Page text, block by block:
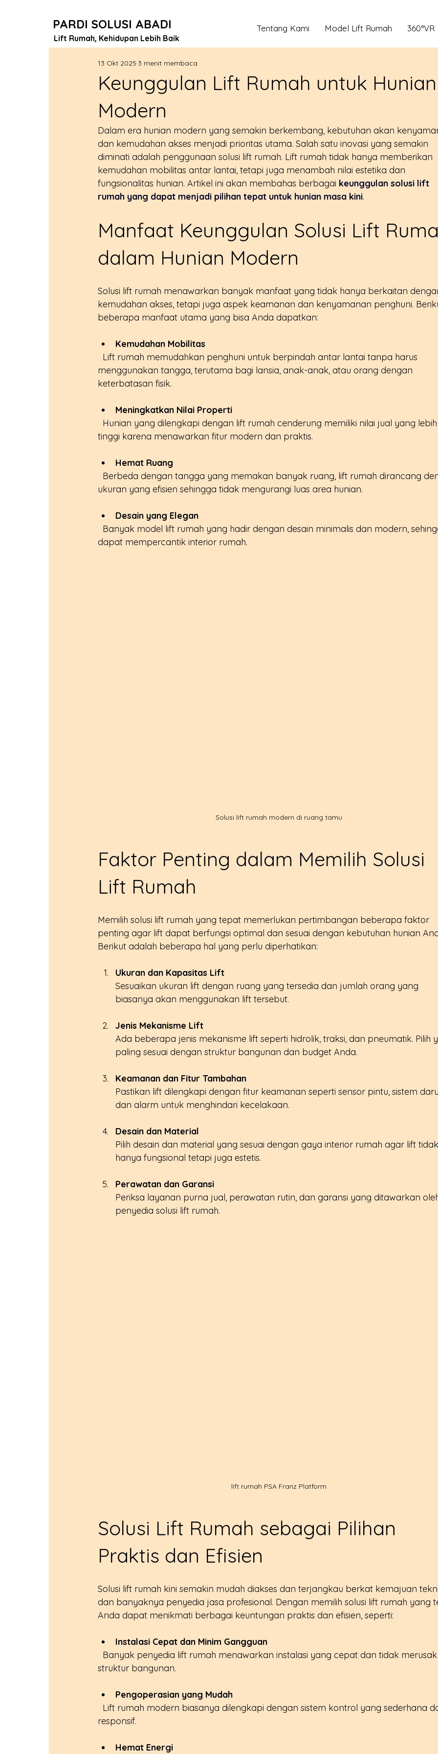
PARDI SOLUSI ABADI
Lift Rumah, Kehidupan Lebih Baik
Tentang Kami Model Lift Rumah 360°VR
Keunggulan Lift Rumah untuk Hunian
Modern
13 Okt 2025 3 menit membaca
Dalam era hunian modern yang semakin berkembang, kebutuhan akan
dan kemudahan akses menjadi prioritas utama. Salah satu inovasi yang semakin
diminati adalah penggunaan solusi lift rumah. Lift rumah tidak hanya memberikan
kemudahan mobilitas antar lantai, tetapi juga menambah nilai estetika dan
fungsionalitas hunian. Artikel ini akan membahas berbagai keunggulan solusi lift
rumah yang dapat menjadi pilihan tepat untuk hunian masa kini.
Manfaat Keunggulan Solusi Lift
dalam Hunian Modern
Solusi lift rumah menawarkan banyak manfaat yang tidak hanya berkaitan
kemudahan akses, tetapi juga aspek keamanan dan kenyamanan penghuni.
beberapa manfaat utama yang bisa Anda dapatkan:
Kemudahan Mobilitas
menggunakan tangga, terutama bagi lansia, anak-anak, atau orang dengan
keterbatasan fisik.
Meningkatkan Nilai Properti
tinggi karena menawarkan fitur modern dan praktis.
Hemat Ruang
ukuran yang efisien sehingga tidak mengurangi luas area hunian.
Desain yang Elegan
dapat mempercantik interior rumah.
Solusi lift rumah modern di ruang tamu
Faktor Penting dalam Memilih Solusi
Lift Rumah
Memilih solusi lift rumah yang tepat memerlukan pertimbangan beberapa faktor
penting agar lift dapat berfungsi optimal dan sesuai dengan kebutuhan hunian
Berikut adalah beberapa hal yang perlu diperhatikan:
Ukuran dan Kapasitas Lift
Sesuaikan ukuran lift dengan ruang yang tersedia dan jumlah orang yang
biasanya akan menggunakan lift tersebut.
Jenis Mekanisme Lift
Ada beberapa jenis mekanisme lift seperti hidrolik, traksi, dan pneumatik. Pilih
paling sesuai dengan struktur bangunan dan budget Anda.
Keamanan dan Fitur Tambahan
Pastikan lift dilengkapi dengan fitur keamanan seperti sensor pintu, sistem
dan alarm untuk menghindari kecelakaan.
Desain dan Material
Pilih desain dan material yang sesuai dengan gaya interior rumah agar lift
hanya fungsional tetapi juga estetis.
Perawatan dan Garansi
Periksa layanan purna jual, perawatan rutin, dan garansi yang ditawarkan
penyedia solusi lift rumah.
lift rumah PSA Franz Platform
Solusi Lift Rumah sebagai Pilihan
Praktis dan Efisien
Solusi lift rumah kini semakin mudah diakses dan terjangkau berkat kemajuan
dan banyaknya penyedia jasa profesional. Dengan memilih solusi lift rumah yang
Anda dapat menikmati berbagai keuntungan praktis dan efisien, seperti:
Instalasi Cepat dan Minim Gangguan
struktur bangunan.
Pengoperasian yang Mudah
responsif.
Hemat Energi